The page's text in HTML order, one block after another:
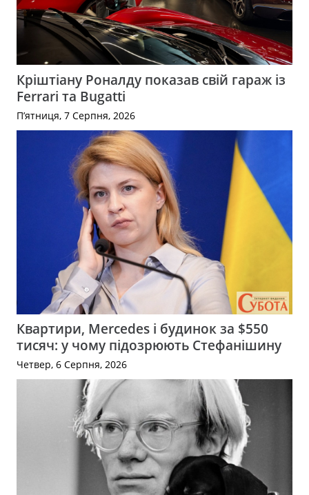
Кріштіану Роналду показав свій гараж із
Ferrari та Bugatti
П’ятниця, 7 Серпня, 2026
Квартири, Mercedes і будинок за $550
тисяч: у чому підозрюють Стефанішину
Четвер, 6 Серпня, 2026